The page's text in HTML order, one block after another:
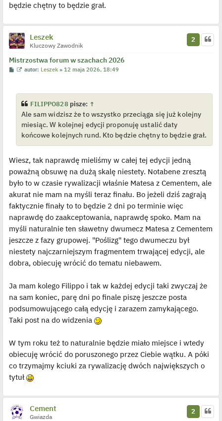
będzie chętny to będzie grał.
Leszek
Kluczowy Zawodnik
Mistrzostwa forum w szachach 2026
2
P
W
i
e
t
l
o
j
e
d
n
z
p
s
t
autor: Leszek »12 maja 2026, 18:49
FILIPPO828pisze: ↑
Ale sam widzisz że to wszystko przeciąga się już kolejny
miesiąc. W kolejnej edycji proponuję ustalić daty
końcowe kolejnych rund. Kto będzie chętny to będzie grał.
Wiesz, tak naprawdę mieliśmy w całej tej edycji jedną
poważną obsuwę na dużą skalę niestety. Notabene zresztą
było to w czasie rywalizacji właśnie Matesa z Cementem, ale
akurat nie mam na myśli teraz finału. Bo jeżeli dziś zagrają
faktycznie finały to to będzie 2 dni po terminie więc
naprawdę do zaakceptowania, naprawdę spoko. Mam na
myśli naturalnie ten sławetny dwumecz Matesa z Cementem
jeszcze z fazy grupowej. "Poślizg" tego dwumeczu był
niestety najczarniejszym fragmentem trwającej edycji, ale
dobra, obiecuję wrócić do tematu niebawem.
Ja mam kolego Filippo i tak w każdej edycji taki zwyczaj że
na sam koniec, parę dni po finale piszę jeszcze posta
podsumowującego całą edycję i zarazem zamykającego.
Taki post na do widzenia
W tym roku też to naturalnie będzie miało miejsce i wtedy
obiecuję wrócić do poruszonego przez Ciebie wątku. A póki
co trzymajmy kciuki za rywalizację dwóch największych o
tytuł
Cement
Gwiazda
2